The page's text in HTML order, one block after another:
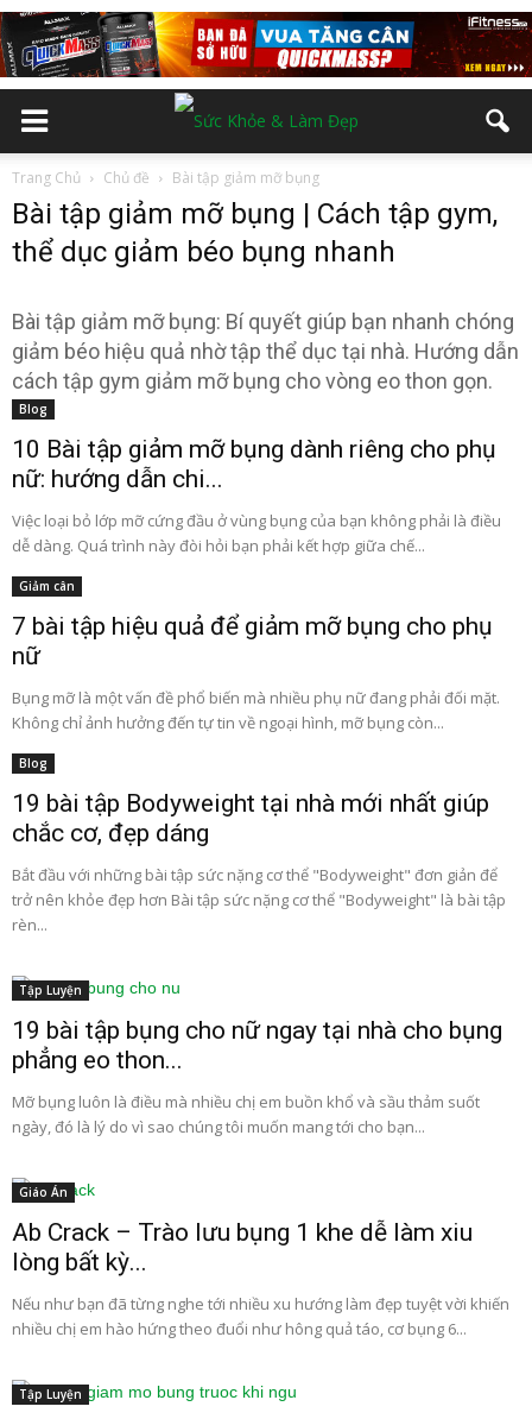
Trang Chủ Chủ đề Bài tập giảm mỡ bụng
Bài tập giảm mỡ bụng | Cách tập gym,
thể dục giảm béo bụng nhanh
Bài tập giảm mỡ bụng: Bí quyết giúp bạn nhanh chóng
giảm béo hiệu quả nhờ tập thể dục tại nhà. Hướng dẫn
cách tập gym giảm mỡ bụng cho vòng eo thon gọn.
Blog
10 Bài tập giảm mỡ bụng dành riêng cho phụ
nữ: hướng dẫn chi...
Việc loại bỏ lớp mỡ cứng đầu ở vùng bụng của bạn không phải là điều
dễ dàng. Quá trình này đòi hỏi bạn phải kết hợp giữa chế...
Giảm cân
7 bài tập hiệu quả để giảm mỡ bụng cho phụ
nữ
Bụng mỡ là một vấn đề phổ biến mà nhiều phụ nữ đang phải đối mặt.
Không chỉ ảnh hưởng đến tự tin về ngoại hình, mỡ bụng còn...
Blog
19 bài tập Bodyweight tại nhà mới nhất giúp
chắc cơ, đẹp dáng
Bắt đầu với những bài tập sức nặng cơ thể "Bodyweight" đơn giản để
trở nên khỏe đẹp hơn Bài tập sức nặng cơ thể "Bodyweight" là bài tập
rèn...
Tập Luyện
19 bài tập bụng cho nữ ngay tại nhà cho bụng
phẳng eo thon...
Mỡ bụng luôn là điều mà nhiều chị em buồn khổ và sầu thảm suốt
ngày, đó là lý do vì sao chúng tôi muốn mang tới cho bạn...
Giáo Án
Ab Crack – Trào lưu bụng 1 khe dễ làm xiu
lòng bất kỳ...
Nếu như bạn đã từng nghe tới nhiều xu hướng làm đẹp tuyệt vời khiến
nhiều chị em hào hứng theo đuổi như hông quả táo, cơ bụng 6...
Tập Luyện